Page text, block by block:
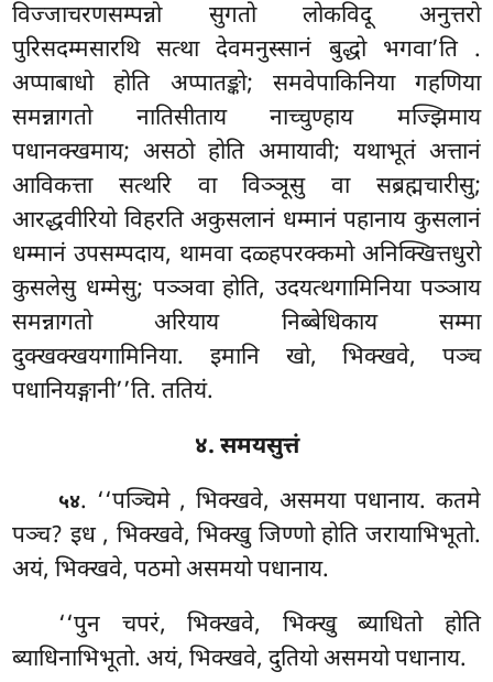
विज्जाचरणसम्पन्नो सुगतो लोकविदू अनुत्तरो
पुरिसदम्मसारथि सत्था देवमनुस्सानं बुद्धो भगवा’ति .
अप्पाबाधो होति अप्पातङ्को; समवेपाकिनिया गहणिया
समन्नागतो नातिसीताय नाच्चुण्हाय मज्झिमाय
पधानक्खमाय; असठो होति अमायावी; यथाभूतं अत्तानं
आविकत्ता सत्थरि वा विञ्ञूसु वा सब्रह्मचारीसु;
आरद्धवीरियो विहरति अकुसलानं धम्मानं पहानाय कुसलानं
धम्मानं उपसम्पदाय, थामवा दळ्हपरक्कमो अनिक्खित्तधुरो
कुसलेसु धम्मेसु; पञ्ञवा होति, उदयत्थगामिनिया पञ्ञाय
समन्नागतो अरियाय निब्बेधिकाय सम्मा
दुक्खक्खयगामिनिया. इमानि खो, भिक्खवे, पञ्च
पधानियङ्गानी’’ति. ततियं.
४. समयसुत्तं
५४. ‘‘पञ्चिमे , भिक्खवे, असमया पधानाय. कतमे
पञ्च? इध , भिक्खवे, भिक्खु जिण्णो होति जरायाभिभूतो.
अयं, भिक्खवे, पठमो असमयो पधानाय.
‘‘पुन चपरं, भिक्खवे, भिक्खु ब्याधितो होति
ब्याधिनाभिभूतो. अयं, भिक्खवे, दुतियो असमयो पधानाय.